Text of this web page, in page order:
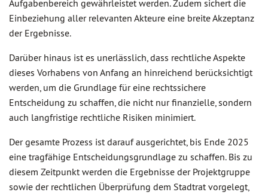
Aufgabenbereich gewährleistet werden. Zudem sichert die
Einbeziehung aller relevanten Akteure eine breite Akzeptanz
der Ergebnisse.
Darüber hinaus ist es unerlässlich, dass rechtliche Aspekte
dieses Vorhabens von Anfang an hinreichend berücksichtigt
werden, um die Grundlage für eine rechtssichere
Entscheidung zu schaffen, die nicht nur finanzielle, sondern
auch langfristige rechtliche Risiken minimiert.
Der gesamte Prozess ist darauf ausgerichtet, bis Ende 2025
eine tragfähige Entscheidungsgrundlage zu schaffen. Bis zu
diesem Zeitpunkt werden die Ergebnisse der Projektgruppe
sowie der rechtlichen Überprüfung dem Stadtrat vorgelegt,